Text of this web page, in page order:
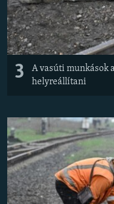
3
A vasúti munkások
helyreállítani